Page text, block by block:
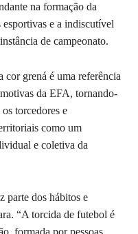
na formação da
esportivas e a indiscutível
de campeonato.
cor grená é uma referência
da EFA, tornando-
torcedores e
como um
e coletiva da
parte dos hábitos e
“A torcida de futebol é
formada por pessoas